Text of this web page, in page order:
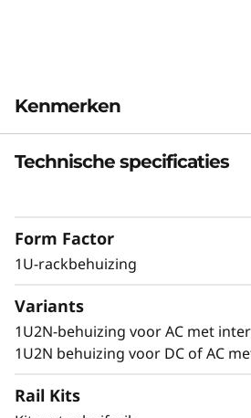
h
u
n
g
Kenmerken
Compacte 1U-oplossing
het mogelijk om de SE350 V2 in
standaardserveromgeving te
Veilig en beschermd
transportbeugel en stoffilters
Technische specificaties
Form Factor
1U-rackbehuizing
Variants
1U2N-behuizing voor AC met
1U2N behuizing voor DC of AC
Rail Kits